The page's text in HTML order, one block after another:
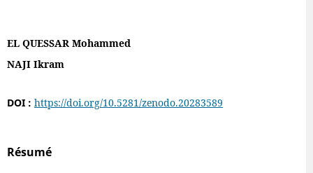
EL QUESSAR Mohammed
NAJI Ikram
DOI : https://doi.org/10.5281/zenodo.20283589
Résumé